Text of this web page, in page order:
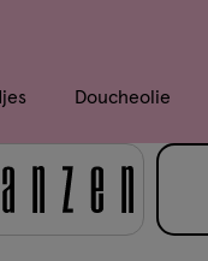
Doucheolie